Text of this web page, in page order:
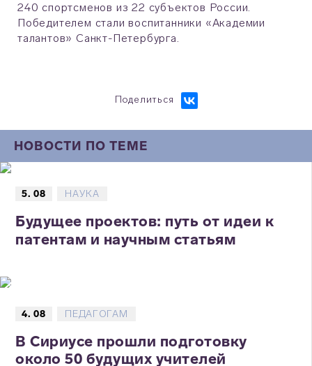
240 спортсменов из 22 субъектов России.
Победителем стали воспитанники «Академии
талантов» Санкт-Петербурга.
Поделиться
НОВОСТИ ПО ТЕМЕ
5. 08 НАУКА
Будущее проектов: путь от идеи к
патентам и научным статьям
4. 08 ПЕДАГОГАМ
В Сириусе прошли подготовку
около 50 будущих учителей